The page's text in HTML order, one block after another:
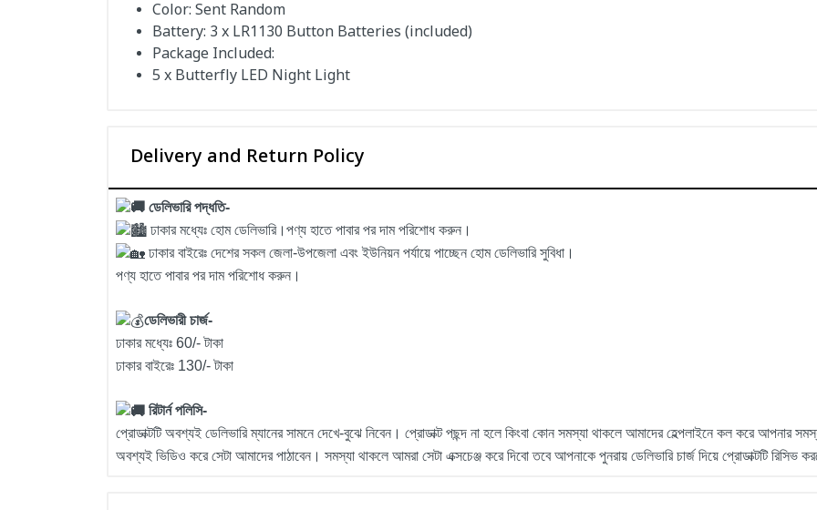
Color: Sent Random
Battery: 3 x LR1130 Button Batteries (included)
Package Included:
5 x Butterfly LED Night Light
Delivery and Return Policy
ডেলিভারি পদ্ধতি-
ঢাকার মধ্যেঃ হোম ডেলিভারি।পণ্য হাতে পাবার পর দাম পরিশোধ করুন।
ঢাকার বাইরেঃ দেশের সকল জেলা-উপজেলা এবং ইউনিয়ন পর্যায়ে পাচ্ছেন হোম ডেলিভারি সুবিধা।
পণ্য হাতে পাবার পর দাম পরিশোধ করুন।
ডেলিভারী চার্জ-
ঢাকার মধ্যেঃ 60/- টাকা
ঢাকার বাইরেঃ 130/- টাকা
রিটার্ন পলিসি-
প্রোডাক্টটি অবশ্যই ডেলিভারি ম্যানের সামনে দেখে-বুঝে নিবেন। প্রোডাক্ট পছন্দ না হলে কিংবা কোন সমস্যা থাকলে আমাদের হেল্পলাইনে কল করে আপনার
অবশ্যই ভিডিও করে সেটা আমাদের পাঠাবেন। সমস্যা থাকলে আমরা সেটা এক্সচেঞ্জ করে দিবো তবে আপনাকে পুনরায় ডেলিভারি চার্জ দিয়ে প্রোডাক্টটি রিসিভ